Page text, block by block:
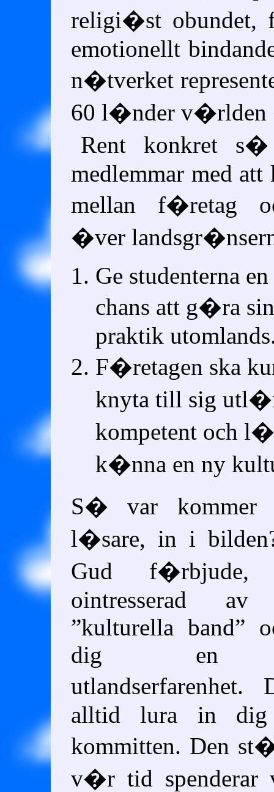
religi�st obundet,
emotionellt
n�tverket
60 l�nder
Rent konkret s�
medlemmar med
mellan f�retag
�ver
Ge studenterna en
chans att g�ra
praktik
F�retagen ska
knyta till sig
kompetent och
k�nna en ny
S� var
l�sare, in i
Gud
ointresserad
kulturella band
dig en
alltid lura in
kommitten. Den
v�r tid spenderar